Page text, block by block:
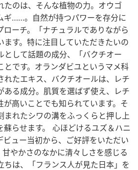
たのは、そんな植物の力。オウゴ
ギ……。自然が持つパワーを存分に
ローチ。「ナチュラルでありながら
ます。特に注目していただきたいの
として話題の成分、「バクチオー
とです。オランダビユというマメ科
れたエキス、バクチオールは、レチ
ある成分。肌質を選ばず使え、レチ
が高いことでも知られています。そ
まれたシワの溝をふっくらと押し上
蘇らせます。 心ほどけるユズ＆ハニ
ュー当初から、ご好評をいただい
甘やかさのなかに清々しさを感じる
ちは、「フランス人が見た日本」を